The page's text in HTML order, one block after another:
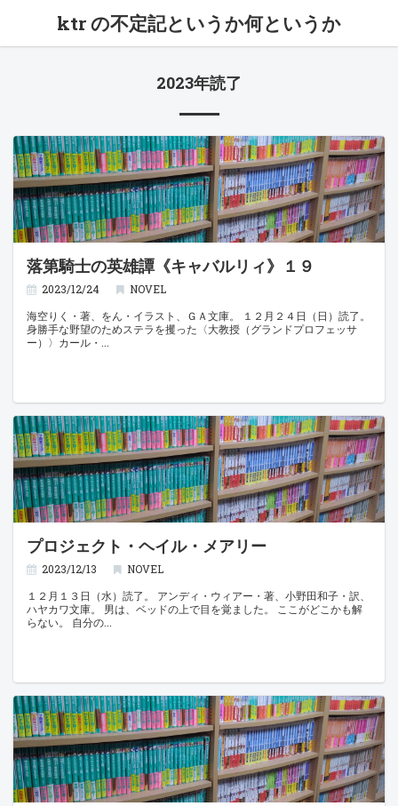
ktr の不定記というか何というか
2023年読了
落第騎士の英雄譚《キャバルリィ》１９
2023/12/24
NOVEL
海空りく・著、をん・イラスト、ＧＡ文庫。 １２月２４日（日）読了。
身勝手な野望のためステラを攫った〈大教授（グランドプロフェッサ
ー）〉カール・
プロジェクト・ヘイル・メアリー
2023/12/13
NOVEL
１２月１３日（水）読了。 アンディ・ウィアー・著、小野田和子・訳、
ハヤカワ文庫。 男は、ベッドの上で目を覚ました。 ここがどこかも解
らない。 自分の